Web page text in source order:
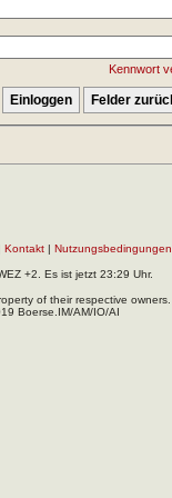
Kennwort
Kontakt Nutzungsbedingungen
+2. Es ist jetzt 23:29 Uhr.
of their respective owners.
Boerse.IM/AM/IO/AI